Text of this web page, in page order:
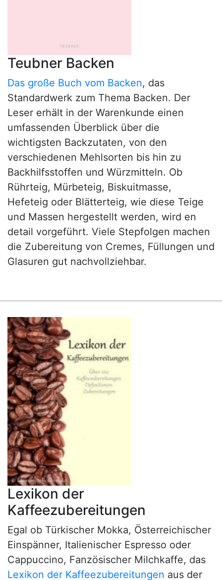
Teubner Backen
Das große Buch vom Backen, das
Standardwerk zum Thema Backen. Der
Leser erhält in der Warenkunde einen
umfassenden Überblick über die
wichtigsten Backzutaten, von den
verschiedenen Mehlsorten bis hin zu
Backhilfsstoffen und Würzmitteln. Ob
Rührteig, Mürbeteig, Biskuitmasse,
Hefeteig oder Blätterteig, wie diese Teige
und Massen hergestellt werden, wird en
detail vorgeführt. Viele Stepfolgen machen
die Zubereitung von Cremes, Füllungen und
Glasuren gut nachvollziehbar.
Lexikon der
Kaffeezubereitungen
Egal ob Türkischer Mokka, Österreichischer
Einspänner, Italienischer Espresso oder
Cappuccino, Fanzösischer Milchkaffe, das
Lexikon der Kaffeezubereitungen aus der